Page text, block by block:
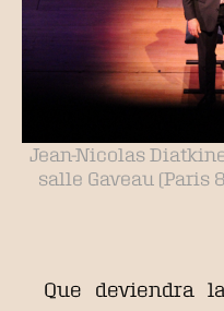
Jean-Nicolas
salle Gaveau (Paris
Que deviendra